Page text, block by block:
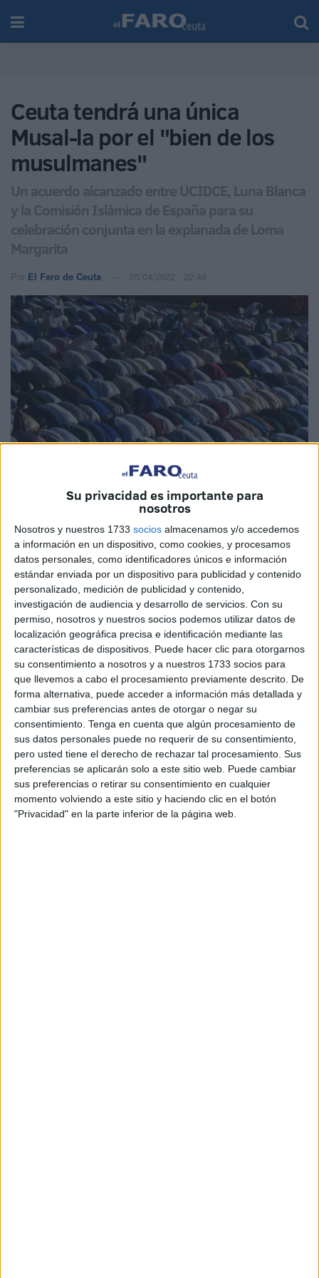
Su privacidad es importante para
nosotros
Nosotros y nuestros 1733 socios almacenamos y/o accedemos
a información en un dispositivo, como cookies, y procesamos
datos personales, como identificadores únicos e información
estándar enviada por un dispositivo para publicidad y contenido
personalizado, medición de publicidad y contenido,
investigación de audiencia y desarrollo de servicios. Con su
permiso, nosotros y nuestros socios podemos utilizar datos de
localización geográfica precisa e identificación mediante las
características de dispositivos. Puede hacer clic para otorgarnos
su consentimiento a nosotros y a nuestros 1733 socios para
que llevemos a cabo el procesamiento previamente descrito. De
forma alternativa, puede acceder a información más detallada y
cambiar sus preferencias antes de otorgar o negar su
consentimiento. Tenga en cuenta que algún procesamiento de
sus datos personales puede no requerir de su consentimiento,
pero usted tiene el derecho de rechazar tal procesamiento. Sus
preferencias se aplicarán solo a este sitio web. Puede cambiar
sus preferencias o retirar su consentimiento en cualquier
momento volviendo a este sitio y haciendo clic en el botón
"Privacidad" en la parte inferior de la página web.
Ceuta tendrá una única
Musal-la por el "bien de los
musulmanes"
Un acuerdo alcanzado entre UCIDCE, Luna Blanca
y la Comisión Islámica de España para su
celebración conjunta en la explanada de Loma
Margarita
Por El Faro de Ceuta 25/04/2022 - 22:46
Se puede hablar de acuerdo histórico, porque Ceuta por
fin tendrá una únicaMusal-la. Y es que este mismo lunes
por la noche la Comisión Islámica a través de la
delegación en nuestra ciudad ha emitido un comunicado
en el que verifica que, tras reunirse el delegado de dicha
entidad, el presidente de laUCIDCEy el vicepresidente de
Luna Blanca, se ha decidido por acuerdo de todos y por la
unidad de la comunidad que el rezo colectivo de final de
Ramadán sea único y se celebrará en la explanada de
Loma Margarita. No habrá dos separados como en otros
años.
Tras la pandemia que se ha producido, el confinamiento y
la imposibilidad de hacer el rezo colectivo ahora se vivía